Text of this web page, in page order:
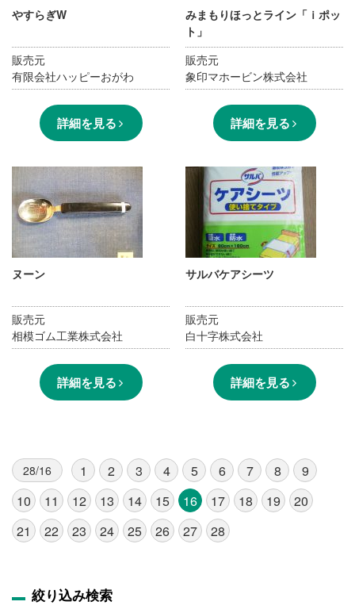
やすらぎW
販売元
有限会社ハッピーおがわ
詳細を見る
みまもりほっとライン「ｉポッ
ト」
販売元
象印マホービン株式会社
詳細を見る
ヌーン
販売元
相模ゴム工業株式会社
詳細を見る
サルバケアシーツ
販売元
白十字株式会社
詳細を見る
28/16 1 2 3 4 5 6 7 8
9
10
11 12 13 14 15 16 17 18 19
20
21
22 23 24 25 26 27 28
絞り込み検索